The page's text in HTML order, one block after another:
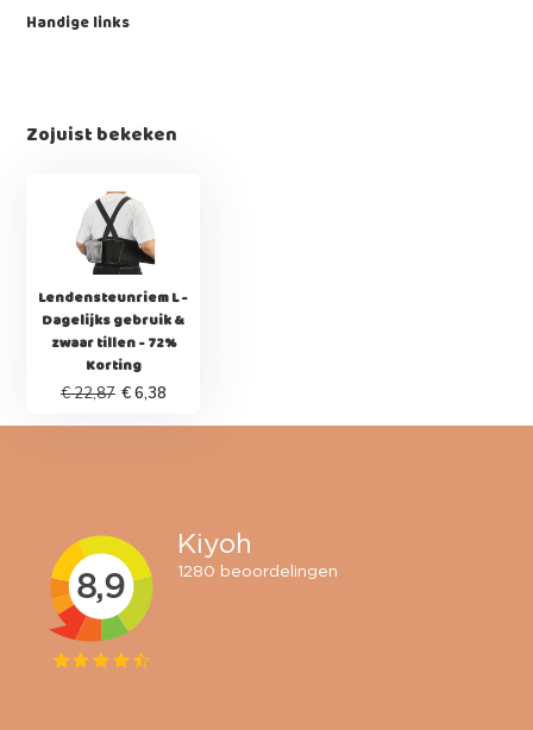
Handige links
Zojuist bekeken
Lendensteunriem L -
Dagelijks gebruik &
zwaar tillen - 72%
Korting
€ 22,87 € 6,38